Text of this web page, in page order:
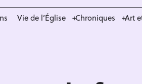
Vie de l’Église Chroniques Art